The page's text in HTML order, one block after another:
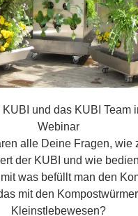
und das KUBI Team
Webinar
alle Deine Fragen, wie
der KUBI und wie
was befüllt man den
mit den
Kleinstlebewesen?